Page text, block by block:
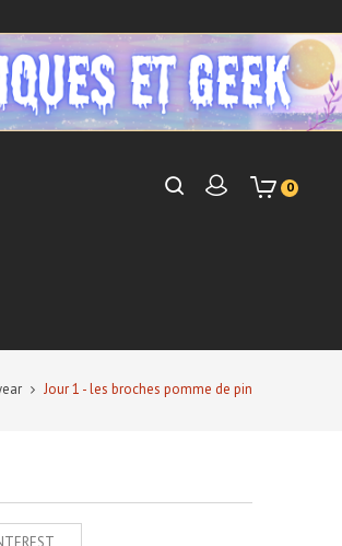
0
Jour 1 - les broches pomme de pin